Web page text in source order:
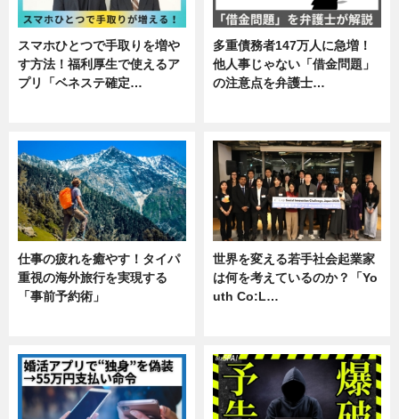
スマホひとつで手取りを増や
す方法！福利厚生で使えるア
プリ「ベネステ確定…
多重債務者147万人に急増！
他人事じゃない「借金問題」
の注意点を弁護士…
仕事の疲れを癒やす！タイパ
重視の海外旅行を実現する
「事前予約術」
世界を変える若手社会起業家
は何を考えているのか？「Yo
uth Co:L…